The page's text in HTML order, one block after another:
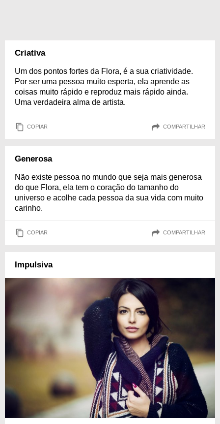
Criativa
Um dos pontos fortes da Flora, é a sua criatividade.
Por ser uma pessoa muito esperta, ela aprende as
coisas muito rápido e reproduz mais rápido ainda.
Uma verdadeira alma de artista.
COPIAR COMPARTILHAR
Generosa
Não existe pessoa no mundo que seja mais generosa
do que Flora, ela tem o coração do tamanho do
universo e acolhe cada pessoa da sua vida com muito
carinho.
COPIAR COMPARTILHAR
Impulsiva